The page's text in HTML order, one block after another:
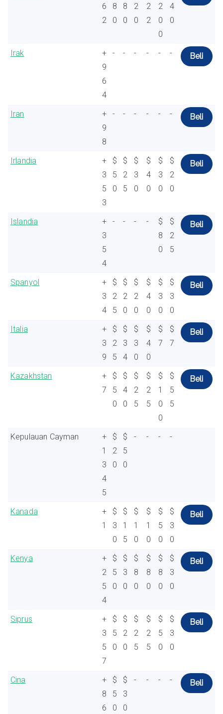
6
2
8
0
8
0
2
0
2
2
2
0
0
4
0
Irak
+
9
6
4
- - - - - - Beli
Iran
+
9
8
- - - - - - Beli
Irlandia
+
3
5
3
$
5
0
$
2
5
$
3
0
$
4
0
$
3
0
$
2
0
Beli
Islandia
+
3
5
4
- - - -
$
8
0
$
2
5
Beli
Spanyol
+
3
4
$
2
5
$
2
0
$
2
0
$
4
0
$
3
0
$
3
0
Beli
Italia
+
3
9
$
2
5
$
3
4
$
3
0
$
4
0
$
7
$
7
Beli
Kazakhstan
+
7
$
5
0
$
4
0
$
2
5
$
2
5
$
1
0
0
$
5
5
Beli
Kepulauan Cayman
+
1
3
4
5
$
2
0
$
5
0
- - - -
Kanada
+
1
$
3
0
$
1
5
$
1
0
$
1
0
$
5
0
$
3
0
Beli
Kenya
+
2
5
4
$
5
0
$
3
0
$
8
0
$
8
0
$
8
0
$
3
0
Beli
Siprus
+
3
5
7
$
5
0
$
2
0
$
2
5
$
2
5
$
5
0
$
3
0
Beli
Cina
+
8
6
$
5
0
$
3
0
- - - - Beli